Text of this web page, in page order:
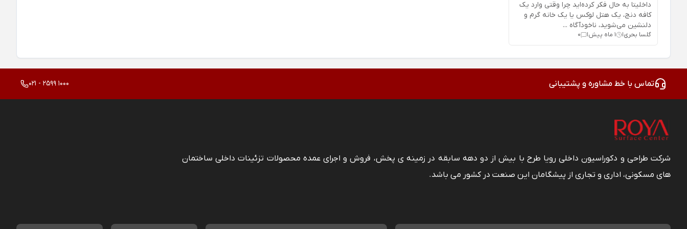
داخلیتا به حال فکر کرده‌اید چرا وقتی وارد یک
کافه دنج، یک هتل لوکس یا یک خانه گرم و
دلنشین می‌شوید، ناخودآگاه ...
گلسا بحری| 1 ماه پیش |
0
تماس با خط مشاوره و پشتیبانی 021 - 2599 1000
شرکت طراحی و دکوراسیون داخلی رویا طرح با بیش از دو دهه سابقه در زمینه ی پخش، فروش و اجرای عمده محصولات تزئینات داخلی ساختمان
های مسکونی، اداری و تجاری از پیشگامان این صنعت در کشور می باشد.